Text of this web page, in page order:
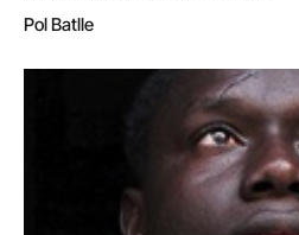
Pol Batlle